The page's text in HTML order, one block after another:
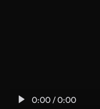
0:00 / 0:00